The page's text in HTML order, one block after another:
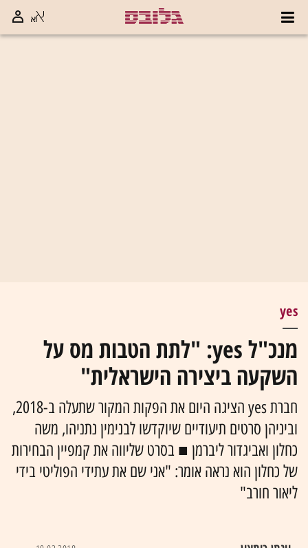
yes
מנכ"ל yes: "לתת הטבות מס על
השקעה ביצירה הישראלית"
חברת yes הציגה היום את הפקות המקור שתעלה ב-2018,
וביניהן סרטים תיעודיים שיוקדשו לבנימין נתניהו, משה
כחלון ואביגדור ליברמן ■ בסרט שליווה את קמפיין הבחירות
של כחלון הוא נראה אומר: "אני שם את עתידי הפוליטי בידי
ליאור חורב"